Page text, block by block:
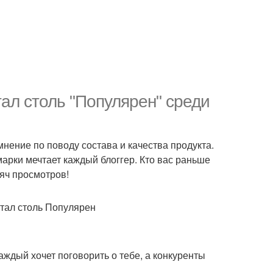
столь "Популярен" среди
по поводу состава и качества продукта.
мечтает каждый блоггер. Кто вас раньше
просмотров!
хочет поговорить о тебе, а конкуренты